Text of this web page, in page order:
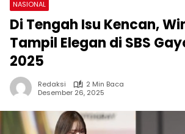
NASIONAL
Di Tengah Isu Kencan,
Tampil Elegan di SBS
2025
Redaksi
2 Min Baca
Desember 26, 2025